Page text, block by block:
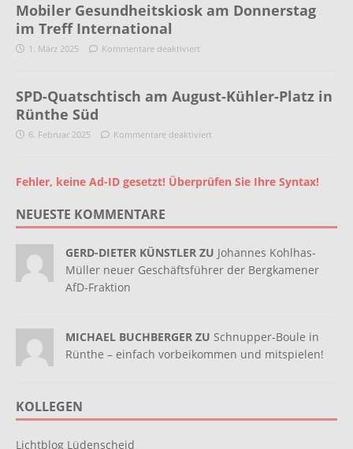
Mobiler Gesundheitskiosk am Donnerstag
im Treff International
1. März 2025 Kommentare deaktiviert
SPD-Quatschtisch am August-Kühler-Platz in
Rünthe Süd
6. Februar 2025 Kommentare deaktiviert
Fehler, keine Ad-ID gesetzt! Überprüfen Sie Ihre Syntax!
NEUESTE KOMMENTARE
GERD-DIETER KÜNSTLER ZU Johannes Kohlhas-
Müller neuer Geschäftsführer der Bergkamener
AfD-Fraktion
MICHAEL BUCHBERGER ZU Schnupper-Boule in
Rünthe – einfach vorbeikommen und mitspielen!
KOLLEGEN
Lichtblog Lüdenscheid